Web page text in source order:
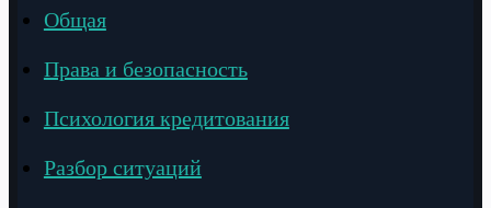
Общая
Права и безопасность
Психология кредитования
Разбор ситуаций